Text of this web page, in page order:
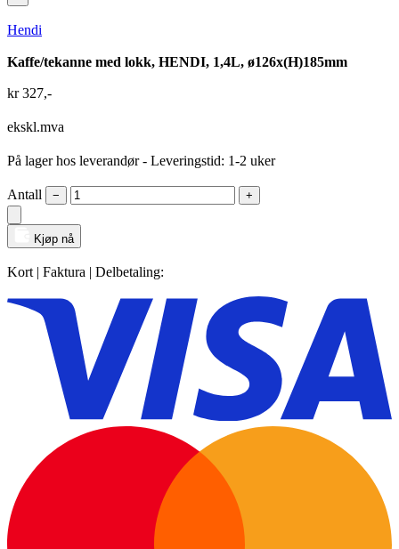
Hendi
Kaffe/tekanne med lokk, HENDI, 1,4L, ø126x(H)185mm
kr327,-
ekskl.mva
På lager hos leverandør- Leveringstid: 1-2 uker
Antall − +
Kjøp nå
Kort | Faktura | Delbetaling: